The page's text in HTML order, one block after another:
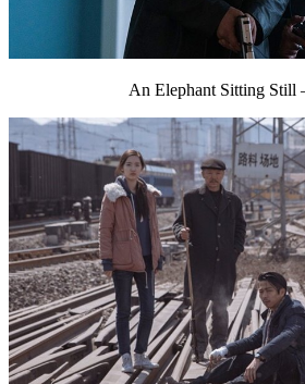
An Elephant Sitting Still